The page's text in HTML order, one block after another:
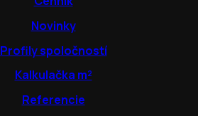
Novinky
Profily spoločností
Kalkulačka m²
Referencie